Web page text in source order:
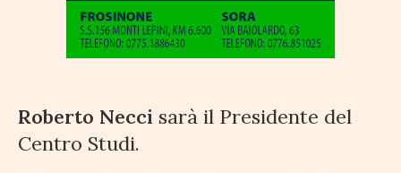
Roberto Necci sarà il Presidente del
Centro Studi.